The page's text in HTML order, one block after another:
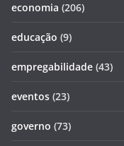
economia (206)
educação (9)
empregabilidade (43)
eventos (23)
governo (73)